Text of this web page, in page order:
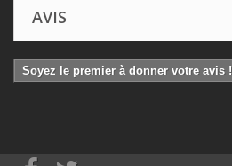
AVIS
Soyez le premier à donner votre avis !